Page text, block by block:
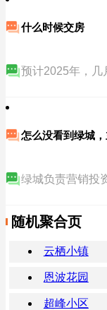
什么时候交房
预计2025年，几
怎么没看到绿城
绿城负责营销投
随机聚合页
云栖小镇
恩波花园
超峰小区